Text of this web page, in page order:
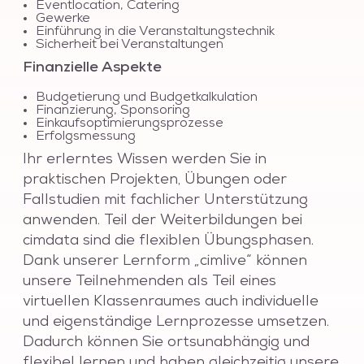
Eventlocation, Catering
Gewerke
Einführung in die Veranstaltungstechnik
Sicherheit bei Veranstaltungen
Finanzielle Aspekte
Budgetierung und Budgetkalkulation
Finanzierung, Sponsoring
Einkaufsoptimierungsprozesse
Erfolgsmessung
Ihr erlerntes Wissen werden Sie in
praktischen Projekten, Übungen oder
Fallstudien mit fachlicher Unterstützung
anwenden. Teil der Weiterbildungen bei
cimdata sind die flexiblen Übungsphasen.
Dank unserer Lernform „cimlive“ können
unsere Teilnehmenden als Teil eines
virtuellen Klassenraumes auch individuelle
und eigenständige Lernprozesse umsetzen.
Dadurch können Sie ortsunabhängig und